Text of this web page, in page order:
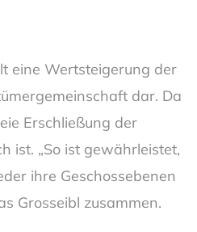
eine Wertsteigerung der
dar. Da
Erschließung der
ist. „So ist gewährleistet,
ihre Geschossebenen
Grosseibl zusammen.